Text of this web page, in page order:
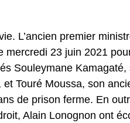
L’ancien premier
mercredi 23 juin 2021
Souleymane Kamagaté,
Touré Moussa, son
de prison ferme. En
Alain Lonognon ont